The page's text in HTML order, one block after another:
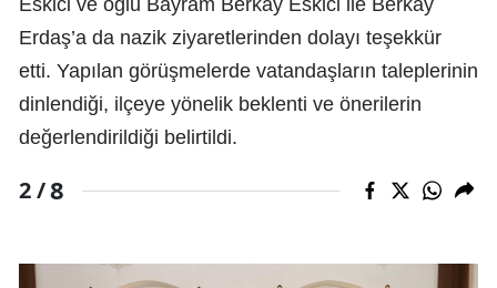
Eskici ve oğlu Bayram Berkay Eskici ile Berkay
Erdaş’a da nazik ziyaretlerinden dolayı teşekkür
etti. Yapılan görüşmelerde vatandaşların taleplerinin
dinlendiği, ilçeye yönelik beklenti ve önerilerin
değerlendirildiği belirtildi.
2 /8